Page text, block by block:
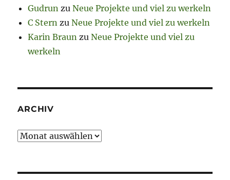
Gudrun zuNeue Projekte und viel zu werkeln
C Stern zuNeue Projekte und viel zu werkeln
Karin Braun zuNeue Projekte und viel zu
werkeln
ARCHIV
Archiv